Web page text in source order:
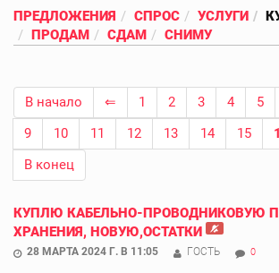
ПРЕДЛОЖЕНИЯ СПРОС УСЛУГИ
ПРОДАМ
СДАМ СНИМУ
В начало ⇐ 1 2 3 4 5
9
10 11 12 13 14 15
В конец
КУПЛЮ КАБЕЛЬНО-ПРОВОДНИКОВУЮ
ХРАНЕНИЯ, НОВУЮ,ОСТАТКИ
28 МАРТА 2024 Г. В 11:05 ГОСТЬ 0